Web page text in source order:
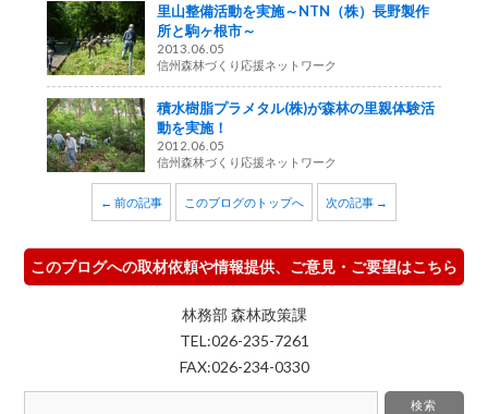
里山整備活動を実施～NTN（株）長野製作
所と駒ヶ根市～
2013.06.05
信州森林づくり応援ネットワーク
積水樹脂プラメタル(株)が森林の里親体験活
動を実施！
2012.06.05
信州森林づくり応援ネットワーク
← 前の記事 このブログのトップへ 次の記事 →
このブログへの取材依頼や情報提供、ご意見・ご要望はこちら
林務部 森林政策課
TEL:026-235-7261
FAX:026-234-0330